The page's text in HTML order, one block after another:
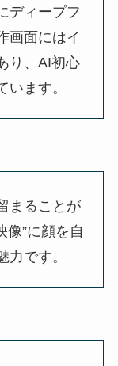
ディープフ
画面にはイ
り、AI初心
ます。
まることが
像”に顔を自
です。